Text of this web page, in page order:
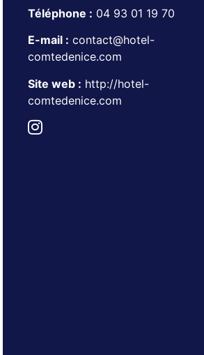
Téléphone : 04 93 01 19 70
E-mail : contact@hotel-
comtedenice.com
Site web : http://hotel-
comtedenice.com